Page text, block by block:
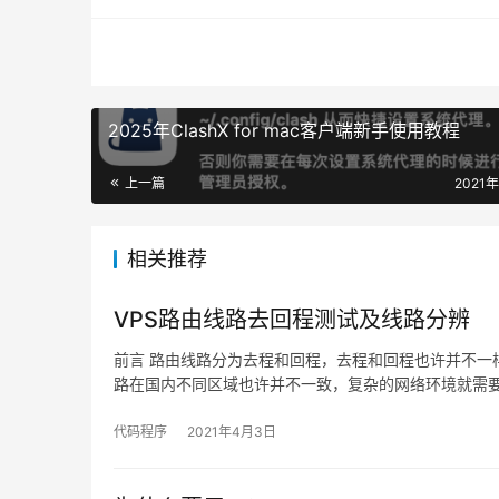
2025年ClashX for mac客户端新手使用教程
上一篇 2021
相关推荐
VPS路由线路去回程测试及线路分辨
前言 路由线路分为去程和回程，去程和回程也许并不
路在国内不同区域也许并不一致，复杂的网络环境就需
代码程序 2021年4月3日